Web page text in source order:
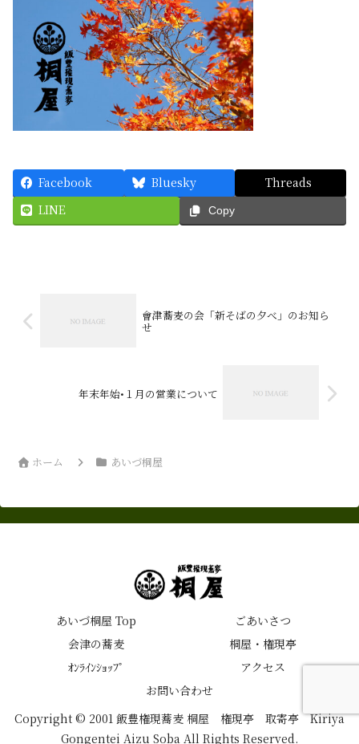
Facebook Bluesky
Threads
LINE
Copy
會津蕎麦の会「新そばの夕べ」のお知ら
せ
年末年始•１月の営業について
ホーム あいづ桐屋
あいづ桐屋 Top
ごあいさつ
会津の蕎麦
桐屋・権現亭
ｵﾝﾗｲﾝｼｮｯﾌﾟ
アクセス
お問い合わせ
Copyright © 2001 飯豊権現蕎麦 桐屋 権現亭 取寄亭 Kiriya
Gongentei Aizu Soba All Rights Reserved.